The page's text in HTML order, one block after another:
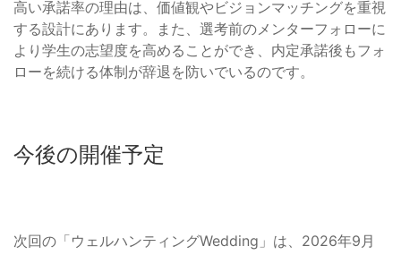
高い承諾率の理由は、価値観やビジョンマッチングを重視
する設計にあります。また、選考前のメンターフォローに
より学生の志望度を高めることができ、内定承諾後もフォ
ローを続ける体制が辞退を防いでいるのです。
今後の開催予定
次回の「ウェルハンティングWedding」は、2026年9月